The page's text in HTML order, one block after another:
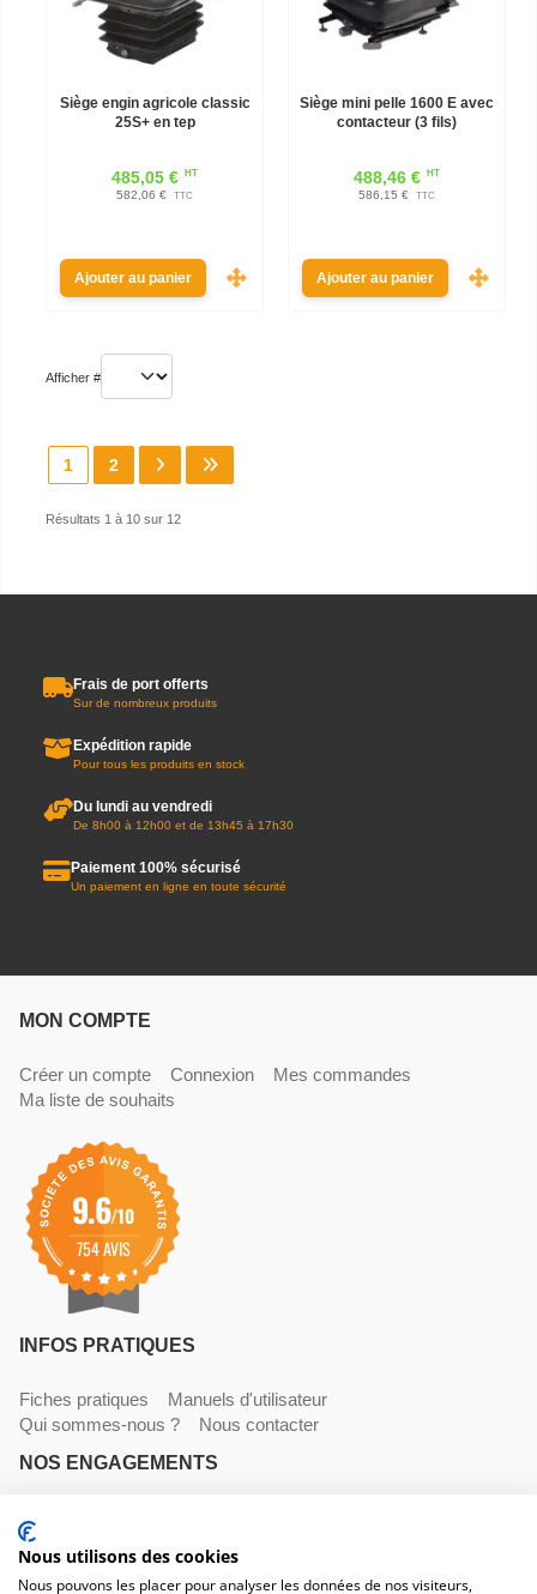
Siège engin agricole classic
25S+ en tep
485,05 € HT
582,06 € TTC
Ajouter au panier
Siège mini pelle 1600 E avec
contacteur (3 fils)
488,46 € HT
586,15 € TTC
Ajouter au panier
Afficher #
1 2
Résultats 1 à 10 sur 12
Frais de port offerts
Sur de nombreux produits
Expédition rapide
Pour tous les produits en stock
Du lundi au vendredi
De 8h00 à 12h00 et de 13h45 à 17h30
Paiement 100% sécurisé
Un paiement en ligne en toute sécurité
MON COMPTE
Créer un compte Connexion
Mes commandes
Ma liste de souhaits
9.6/10
754 AVIS
INFOS PRATIQUES
Fiches pratiques
Manuels d'utilisateur
Qui sommes-nous ?
Nous contacter
NOS ENGAGEMENTS
Livraisons
NOS COORDONNÉES
Nous utilisons des cookies
Nous pouvons les placer pour analyser les données de nos visiteurs,